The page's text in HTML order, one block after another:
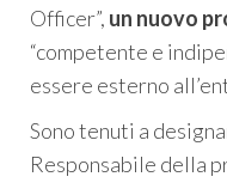
Officer”, un nuovo
“competente e
essere esterno
Sono tenuti a
Responsabile della